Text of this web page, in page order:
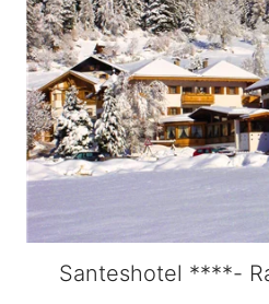
Santeshotel ****-